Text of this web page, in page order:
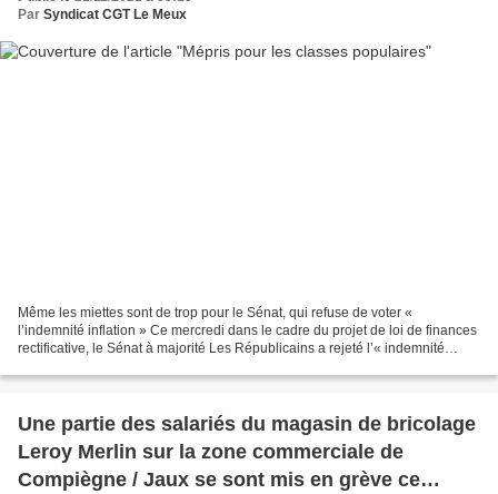
Par Syndicat CGT Le Meux
Même les miettes sont de trop pour le Sénat, qui refuse de voter «
l’indemnité inflation » Ce mercredi dans le cadre du projet de loi de finances
rectificative, le Sénat à majorité Les Républicains a rejeté l’« indemnité
Une partie des salariés du magasin de bricolage
Leroy Merlin sur la zone commerciale de
Compiègne / Jaux se sont mis en grève ce